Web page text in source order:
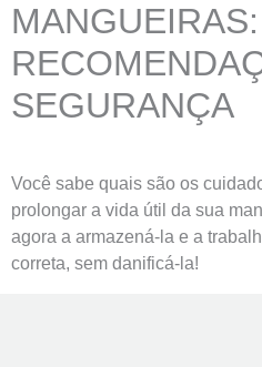
MANGUEIRAS:
SEGURANÇA
Você sabe quais são os
prolongar a vida útil da sua
agora a armazená-la e a
correta, sem danificá-la!